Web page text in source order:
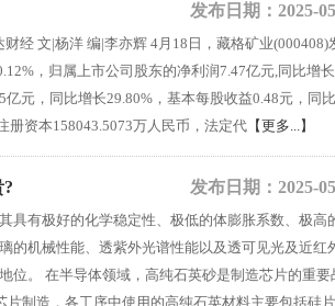
发布日期：2025-
经 文|杨洋 编|李亦辉 4月18日，藏格矿业(000408)
，归属上市公司股东的净利润7.47亿元,同比增长
元，同比增长29.80%，基本每股收益0.48元，同
册资本158043.5073万人民币，法定代【更多...】
发布日期：2025-
具有极好的化学稳定性、极低的体膨胀系数、极高
的机械性能、透紫外光谱性能以及透可见光及近红
位。 在半导体领域，高纯石英砂是制造芯片的重要
制造，各工序中使用的高纯石英材料主要包括硅